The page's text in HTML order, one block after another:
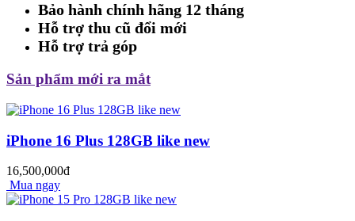
Bảo hành chính hãng 12 tháng
Hỗ trợ thu cũ đổi mới
Hỗ trợ trả góp
Sản phẩm mới ra mắt
iPhone 16 Plus 128GB like new
16,500,000đ
Mua ngay